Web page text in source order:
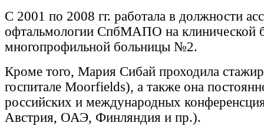
С 2001 по 2008 гг. работала в должности
офтальмологии СпбМАПО на клинической
многопрофильной больницы №2.
Кроме того, Мария Сибай проходила
госпитале Moorfields), а также она
российских и международных
Австрия, ОАЭ, Финляндия и пр.).